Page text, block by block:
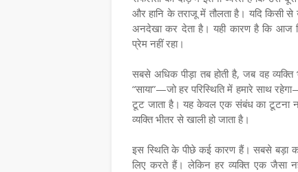
और हानि के तराजू में तौलता है। यदि किसी
अनदेखा कर देता है। यही कारण है कि आज
प्रेम नहीं रहा।
सबसे अधिक पीड़ा तब होती है, जब वह
“साया”—जो हर परिस्थिति में हमारे साथ
टूट जाता है। यह केवल एक संबंध का टूटना
व्यक्ति भीतर से खाली हो जाता है।
इस स्थिति के पीछे कई कारण हैं। सबसे बड़ा
लिए करते हैं। लेकिन हर व्यक्ति एक जैसा